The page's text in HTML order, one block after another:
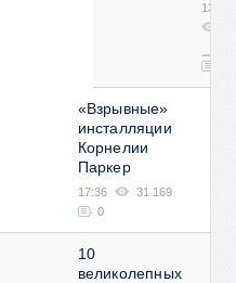
13:53
«Взрывные»
инсталляции
Корнелии
Паркер
17:36
31 169
0
10
великолепных